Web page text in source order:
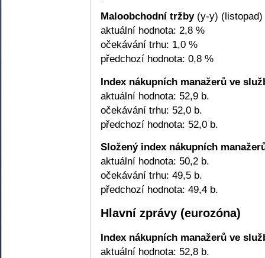
Maloobchodní tržby(y-y) (listopad)
aktuální hodnota: 2,8 %
očekávání trhu: 1,0 %
předchozí hodnota: 0,8 %
Index nákupních manažerů ve
aktuální hodnota: 52,9 b.
očekávání trhu: 52,0 b.
předchozí hodnota: 52,0 b.
Složený index nákupních
aktuální hodnota: 50,2 b.
očekávání trhu: 49,5 b.
předchozí hodnota: 49,4 b.
Hlavní zprávy (eurozóna)
Index nákupních manažerů ve
aktuální hodnota: 52,8 b.